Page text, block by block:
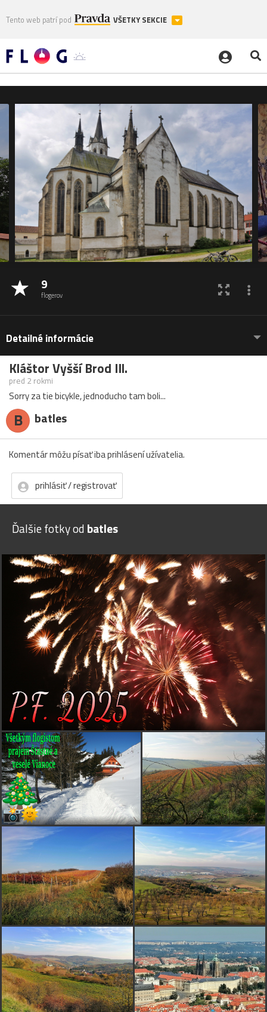
Tento web patrí pod VŠETKY SEKCIE
9
flogerov
Detailné informácie
Kláštor Vyšší Brod IIl.
pred 2 rokmi
Sorry za tie bicykle, jednoducho tam boli...
B batles
Komentár môžu písať iba prihlásení užívatelia.
prihlásiť / registrovať
Ďalšie fotky od batles